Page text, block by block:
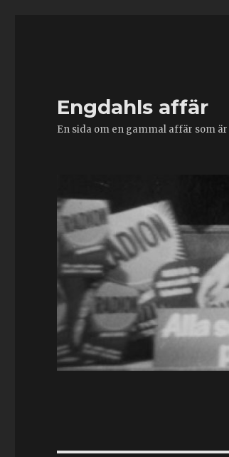
Engdahls affär
En sida om en gammal affär som